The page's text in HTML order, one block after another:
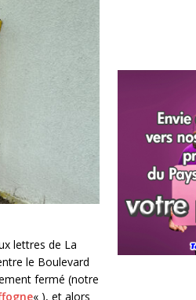
lettres de La
le Boulevard
fermé (notre
« ), et alors